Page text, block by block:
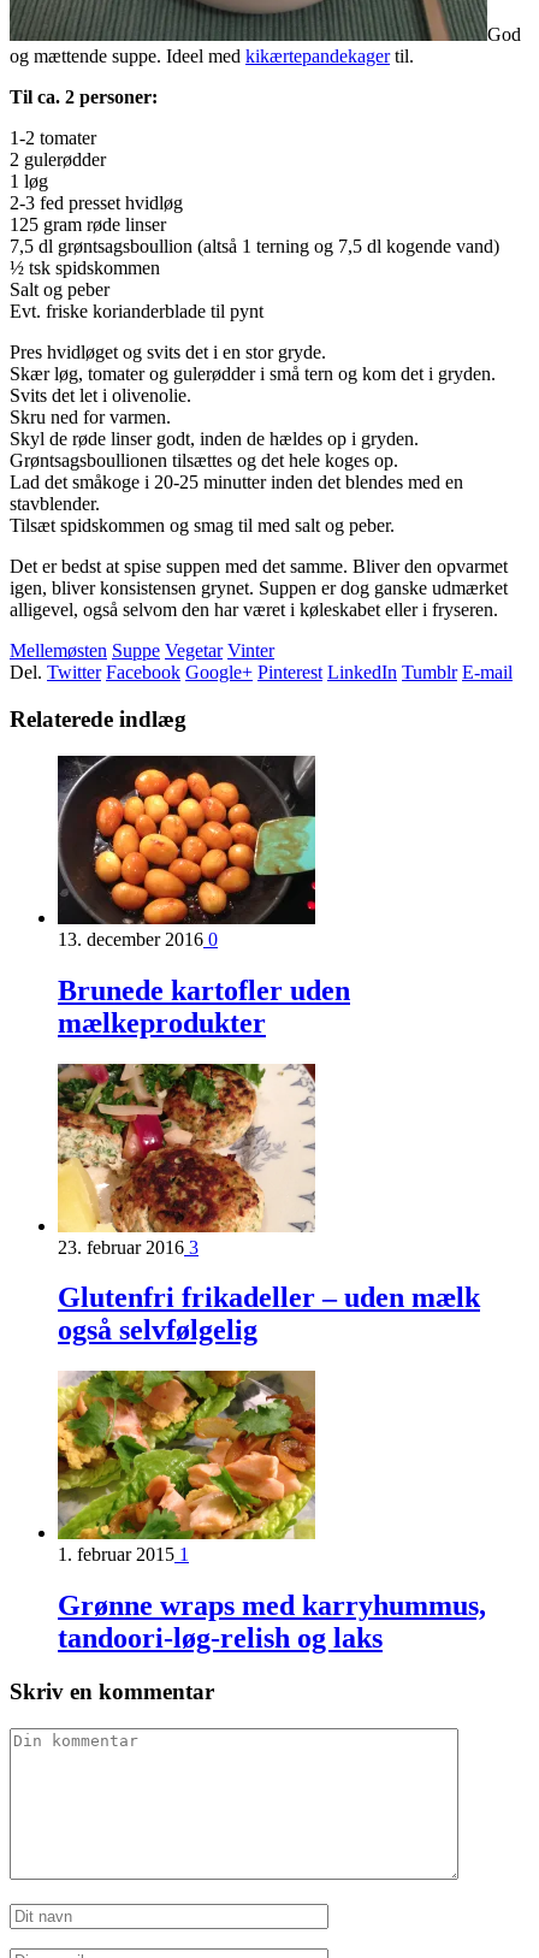
God
og mættende suppe. Ideel med kikærtepandekagertil.
Til ca. 2 personer:
1-2 tomater
2 gulerødder
1 løg
2-3 fed presset hvidløg
125 gram røde linser
7,5 dl grøntsagsboullion (altså 1 terning og 7,5 dl kogende vand)
½ tsk spidskommen
Salt og peber
Evt. friske korianderblade til pynt
Pres hvidløget og svits det i en stor gryde.
Skær løg, tomater og gulerødder i små tern og kom det i gryden.
Svits det let i olivenolie.
Skru ned for varmen.
Skyl de røde linser godt, inden de hældes op i gryden.
Grøntsagsboullionen tilsættes og det hele koges op.
Lad det småkoge i 20-25 minutter inden det blendes med en
stavblender.
Tilsæt spidskommen og smag til med salt og peber.
Det er bedst at spise suppen med det samme. Bliver den opvarmet
igen, bliver konsistensen grynet. Suppen er dog ganske udmærket
alligevel, også selvom den har været i køleskabet eller i fryseren.
Mellemøsten Suppe Vegetar Vinter
Del. Twitter Facebook Google+ Pinterest LinkedIn Tumblr E-mail
Relaterede indlæg
13. december 2016 0
Brunede kartofler uden
mælkeprodukter
23. februar 2016 3
Glutenfri frikadeller – uden mælk
også selvfølgelig
1. februar 2015 1
Grønne wraps med karryhummus,
tandoori-løg-relish og laks
Skriv en kommentar